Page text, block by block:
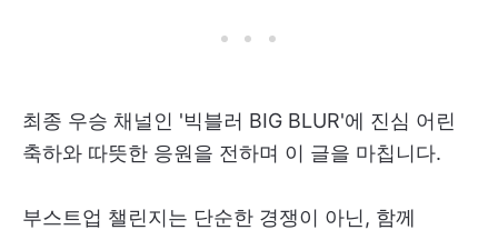
최종 우승 채널인 '빅블러 BIG BLUR'에 진심 어린
축하와 따뜻한 응원을 전하며 이 글을 마칩니다.
부스트업 챌린지는 단순한 경쟁이 아닌, 함께